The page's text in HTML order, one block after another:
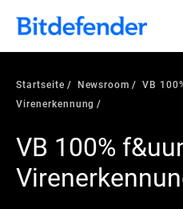
Startseite Newsroom
VB
Virenerkennung
VB 100%